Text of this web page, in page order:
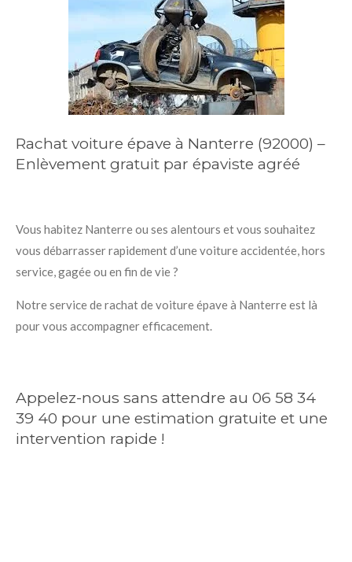
Rachat voiture épave à Nanterre (92000) –
Enlèvement gratuit par épaviste agréé
Vous habitez Nanterre ou ses alentours et vous souhaitez
vous débarrasser rapidement d’une voiture accidentée, hors
service, gagée ou en fin de vie ?
Notre service de rachat de voiture épave à Nanterre est là
pour vous accompagner efficacement.
Appelez-nous sans attendre au 06 58 34
39 40 pour une estimation gratuite et une
intervention rapide !